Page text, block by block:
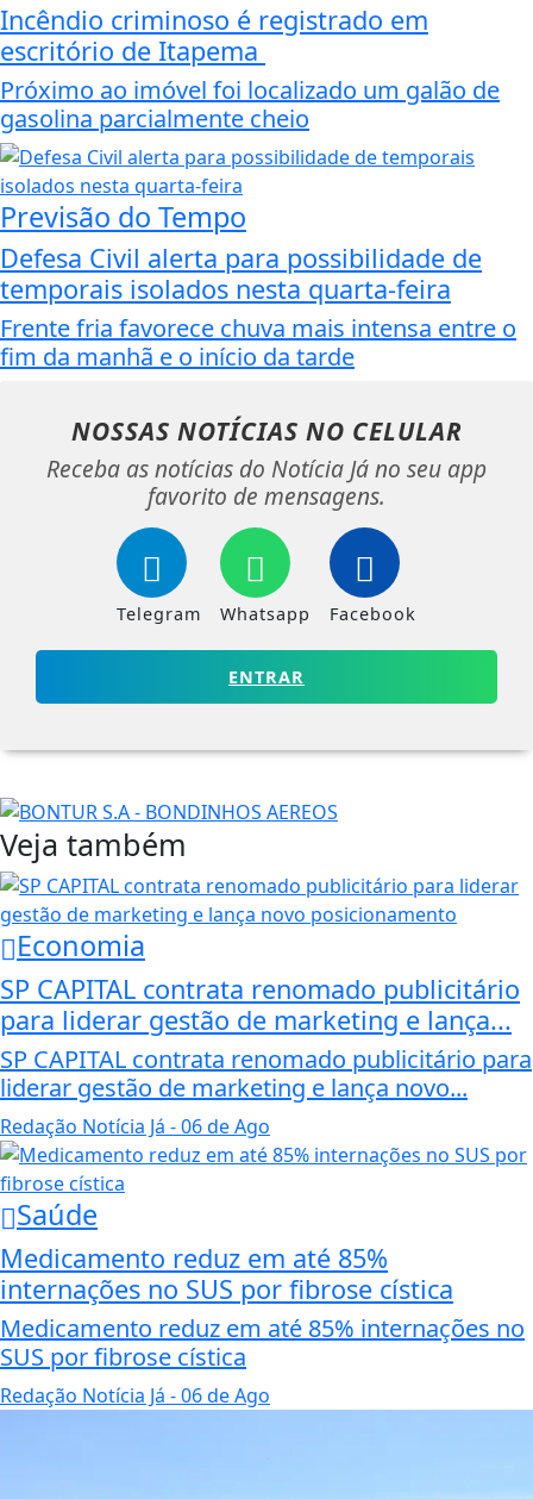
Incêndio criminoso é registrado em
escritório de Itapema
Próximo ao imóvel foi localizado um galão de
gasolina parcialmente cheio
Previsão do Tempo
Defesa Civil alerta para possibilidade de
temporais isolados nesta quarta-feira
Frente fria favorece chuva mais intensa entre o
fim da manhã e o início da tarde
NOSSAS NOTÍCIAS NO CELULAR
Receba as notícias do Notícia Já no seu app
favorito de mensagens.
Telegram Whatsapp Facebook
ENTRAR
Veja também
Economia
SP CAPITAL contrata renomado publicitário
para liderar gestão de marketing e lança...
SP CAPITAL contrata renomado publicitário para
liderar gestão de marketing e lança novo...
Redação Notícia Já - 06 de Ago
Saúde
Medicamento reduz em até 85%
internações no SUS por fibrose cística
Medicamento reduz em até 85% internações no
SUS por fibrose cística
Redação Notícia Já - 06 de Ago